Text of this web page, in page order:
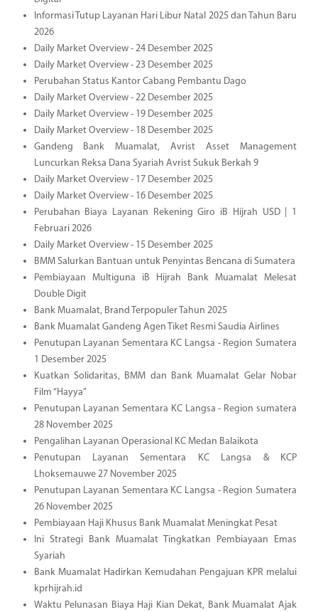
Informasi Tutup Layanan Hari Libur Natal 2025 dan Tahun Baru
2026
Daily Market Overview - 24 Desember 2025
Daily Market Overview - 23 Desember 2025
Perubahan Status Kantor Cabang Pembantu Dago
Daily Market Overview - 22 Desember 2025
Daily Market Overview - 19 Desember 2025
Daily Market Overview - 18 Desember 2025
Gandeng Bank Muamalat, Avrist Asset Management
Luncurkan Reksa Dana Syariah Avrist Sukuk Berkah 9
Daily Market Overview - 17 Desember 2025
Daily Market Overview - 16 Desember 2025
Perubahan Biaya Layanan Rekening Giro iB Hijrah USD | 1
Februari 2026
Daily Market Overview - 15 Desember 2025
BMM Salurkan Bantuan untuk Penyintas Bencana di Sumatera
Pembiayaan Multiguna iB Hijrah Bank Muamalat Melesat
Double Digit
Bank Muamalat, Brand Terpopuler Tahun 2025
Bank Muamalat Gandeng Agen Tiket Resmi Saudia Airlines
Penutupan Layanan Sementara KC Langsa - Region Sumatera
1 Desember 2025
Kuatkan Solidaritas, BMM dan Bank Muamalat Gelar Nobar
Film “Hayya”
Penutupan Layanan Sementara KC Langsa - Region sumatera
28 November 2025
Pengalihan Layanan Operasional KC Medan Balaikota
Penutupan Layanan Sementara KC Langsa & KCP
Lhoksemauwe 27 November 2025
Penutupan Layanan Sementara KC Langsa - Region Sumatera
26 November 2025
Pembiayaan Haji Khusus Bank Muamalat Meningkat Pesat
Ini Strategi Bank Muamalat Tingkatkan Pembiayaan Emas
Syariah
Bank Muamalat Hadirkan Kemudahan Pengajuan KPR melalui
kprhijrah.id
Waktu Pelunasan Biaya Haji Kian Dekat, Bank Muamalat Ajak